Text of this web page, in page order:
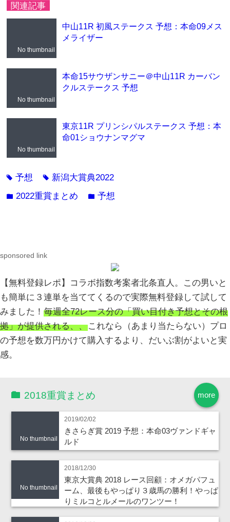
関連記事
No thumbnail
中山11R 初風ステークス 予想：本命09メス
メライザー
No thumbnail
本命15サウザンサニー＠中山11R カーバン
クルステークス 予想
No thumbnail
東京11R プリンシパルステークス 予想：本
命01ショウナンマグマ
tag予想 tag 新潟大賞典2022
folder 2022重賞まとめ folder予想
sponsored link
【無料登録レポ】コラボ指数考案者北条直人。この男いと
も簡単に３連単を当ててくるので実際無料登録して試して
みました！ 毎週全72レース分の「買い目付き予想とその根
拠」が提供される、、これなら（あまり当たらない）プロ
の予想を数万円かけて購入するより、だいぶ割がよいと実
感。
more
2018重賞まとめ
No thumbnail
2019/02/02
きさらぎ賞 2019 予想：本命03ヴァンドギャ
ルド
No thumbnail
2018/12/30
東京大賞典 2018 レース回顧：オメガパフュ
ーム、最後もやっぱり３歳馬の勝利！やっぱ
りミルコとルメールのワンツー！